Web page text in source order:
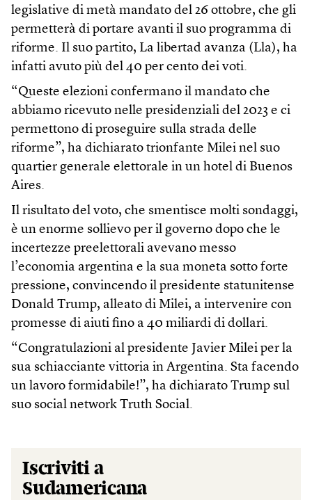
legislative di metà mandato del 26 ottobre, che gli
permetterà di portare avanti il suo programma di
riforme. Il suo partito, La libertad avanza (Lla), ha
infatti avuto più del 40 per cento dei voti.
“Queste elezioni confermano il mandato che
abbiamo ricevuto nelle presidenziali del 2023 e ci
permettono di proseguire sulla strada delle
riforme”, ha dichiarato trionfante Milei nel suo
quartier generale elettorale in un hotel di Buenos
Aires.
Il risultato del voto, che smentisce molti sondaggi,
è un enorme sollievo per il governo dopo che le
incertezze preelettorali avevano messo
l’economia argentina e la sua moneta sotto forte
pressione, convincendo il presidente statunitense
Donald Trump, alleato di Milei, a intervenire con
promesse di aiuti fino a 40 miliardi di dollari.
“Congratulazioni al presidente Javier Milei per la
sua schiacciante vittoria in Argentina. Sta facendo
un lavoro formidabile!”, ha dichiarato Trump sul
suo social network Truth Social.
Iscriviti a
Sudamericana